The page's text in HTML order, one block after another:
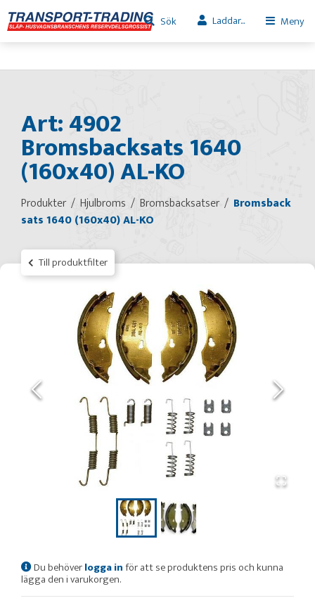
Sök Laddar... Meny
Art: 4902
Bromsbacksats 1640
(160x40) AL-KO
Produkter Hjulbroms Bromsbacksatser
Bromsback
sats 1640 (160x40) AL-KO
Till produktfilter
Du behöverlogga inför att se produktens pris och kunna
lägga den i varukorgen.